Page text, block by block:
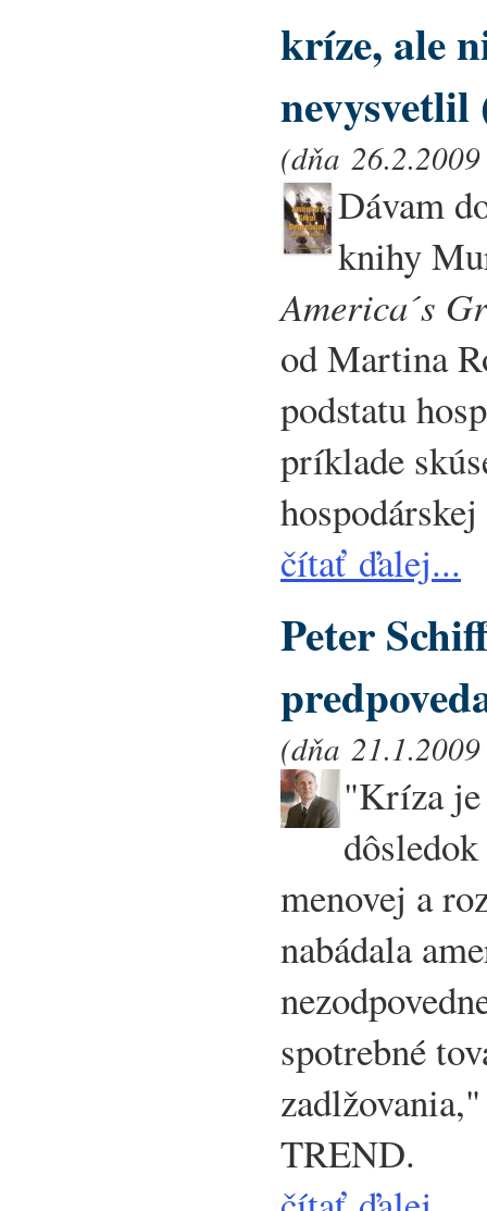
kríze, ale
nevysvetlil
(dňa
Dávam
knihy
America´s
od Martina
podstatu
príklade
čítať ďalej...
Peter
(dňa
"Kríza je
menovej a
nabádala
spotrebné
TREND.